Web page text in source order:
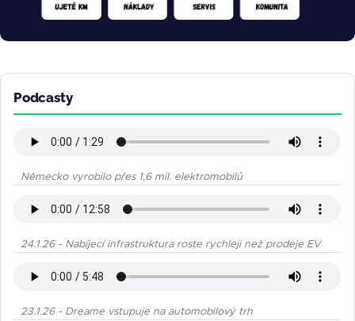
Podcasty
Německo vyrobilo přes 1,6 mil. elektromobilů
24.1.26 - Nabíjecí infrastruktura roste rychleji než prodeje EV
23.1.26 - Dreame vstupuje na automobilový trh